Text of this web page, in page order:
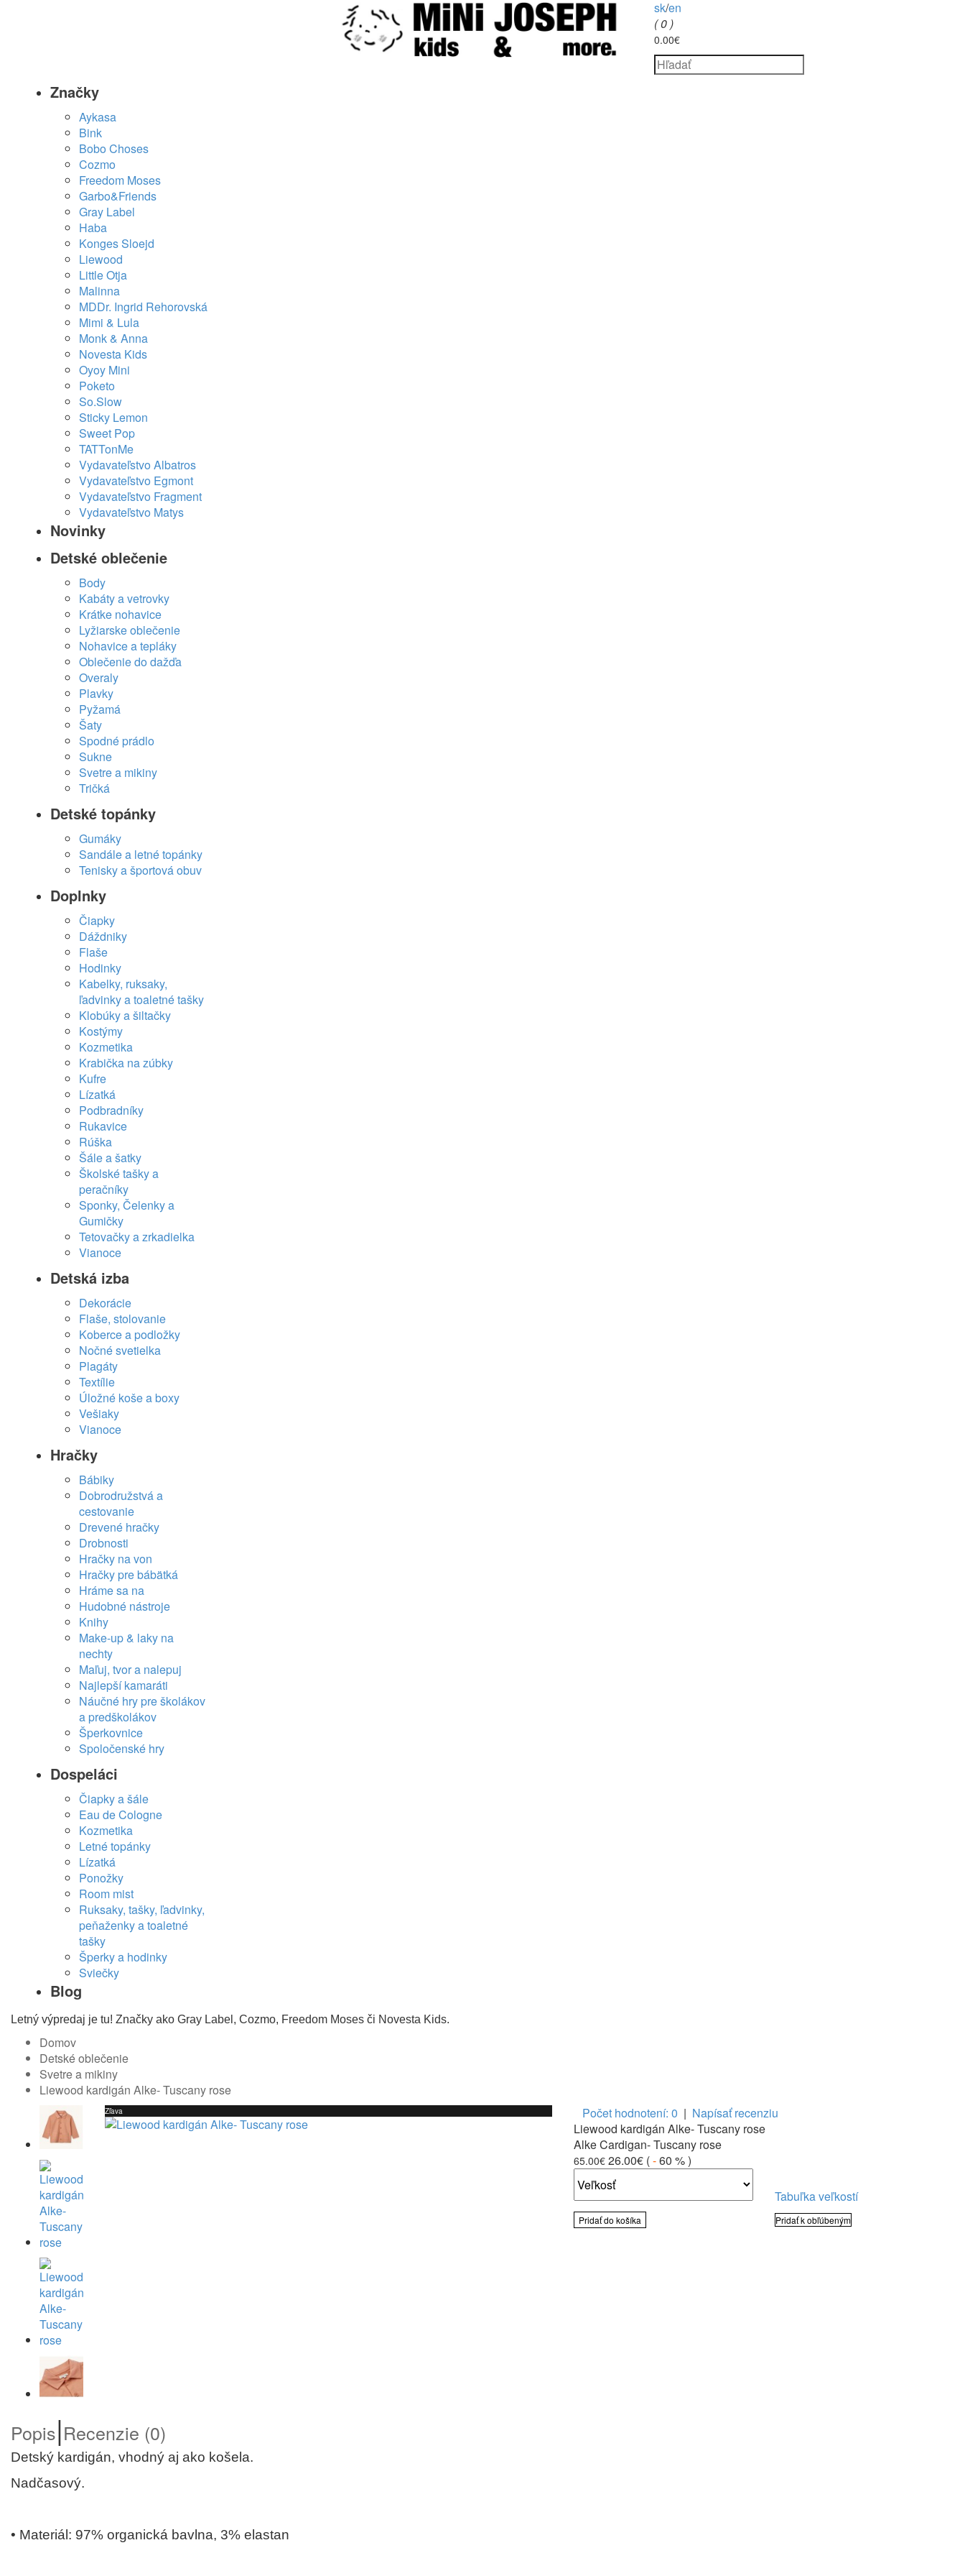
sk/en
( 0 )
0.00€
Značky
Aykasa
Bink
Bobo Choses
Cozmo
Freedom Moses
Garbo&Friends
Gray Label
Haba
Konges Sloejd
Liewood
Little Otja
Malinna
MDDr. Ingrid Rehorovská
Mimi & Lula
Monk & Anna
Novesta Kids
Oyoy Mini
Poketo
So.Slow
Sticky Lemon
Sweet Pop
TATTonMe
Vydavateľstvo Albatros
Vydavateľstvo Egmont
Vydavateľstvo Fragment
Vydavateľstvo Matys
Novinky
Detské oblečenie
Body
Kabáty a vetrovky
Krátke nohavice
Lyžiarske oblečenie
Nohavice a tepláky
Oblečenie do dažďa
Overaly
Plavky
Pyžamá
Šaty
Spodné prádlo
Sukne
Svetre a mikiny
Tričká
Detské topánky
Gumáky
Sandále a letné topánky
Tenisky a športová obuv
Doplnky
Čiapky
Dáždniky
Flaše
Hodinky
Kabelky, ruksaky,
ľadvinky a toaletné tašky
Klobúky a šiltačky
Kostýmy
Kozmetika
Krabička na zúbky
Kufre
Lízatká
Podbradníky
Rukavice
Rúška
Šále a šatky
Školské tašky a
peračníky
Sponky, Čelenky a
Gumičky
Tetovačky a zrkadielka
Vianoce
Detská izba
Dekorácie
Flaše, stolovanie
Koberce a podložky
Nočné svetielka
Plagáty
Textílie
Úložné koše a boxy
Vešiaky
Vianoce
Hračky
Bábiky
Dobrodružstvá a
cestovanie
Drevené hračky
Drobnosti
Hračky na von
Hračky pre bábätká
Hráme sa na
Hudobné nástroje
Knihy
Make-up & laky na
nechty
Maľuj, tvor a nalepuj
Najlepší kamaráti
Náučné hry pre školákov
a predškolákov
Šperkovnice
Spoločenské hry
Dospeláci
Čiapky a šále
Eau de Cologne
Kozmetika
Letné topánky
Lízatká
Ponožky
Room mist
Ruksaky, tašky, ľadvinky,
peňaženky a toaletné
tašky
Šperky a hodinky
Sviečky
Blog
Letný výpredaj je tu! Značky ako Gray Label, Cozmo, Freedom Moses či Novesta Kids.
Domov
Detské oblečenie
Svetre a mikiny
Liewood kardigán Alke- Tuscany rose
Zľava Počet hodnotení: 0 | Napísať recenziu
Liewood kardigán Alke- Tuscany rose
Alke Cardigan- Tuscany rose
65.00€ 26.00€ (-60 %)
Tabuľka veľkostí
Pridať do košíka Pridať k obľúbeným
Popis|Recenzie (0)
Detský kardigán, vhodný aj ako košela.
Nadčasový.
• Materiál: 97% organická bavlna, 3% elastan